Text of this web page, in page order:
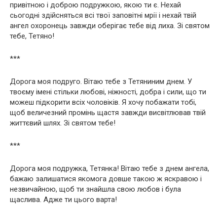
привітною і доброю подружкою, якою ти є. Нехай
сьогодні здійсняться всі твої заповітні мрії і нехай твій
ангел охоронець завжди оберігає тебе від лиха. Зі святом
тебе, Тетяно!
***
Дорога моя подруго. Вітаю тебе з Тетяниним днем. У
твоєму імені стільки любові, ніжності, добра і сили, що ти
можеш підкорити всіх чоловіків. Я хочу побажати тобі,
щоб величезний промінь щастя завжди висвітлював твій
життєвий шлях. Зі святом тебе!
***
Дорога моя подружка, Тетянка! Вітаю тебе з днем ангела,
бажаю залишатися якомога довше такою ж яскравою і
незвичайною, щоб ти знайшла свою любов і була
щаслива. Адже ти цього варта!